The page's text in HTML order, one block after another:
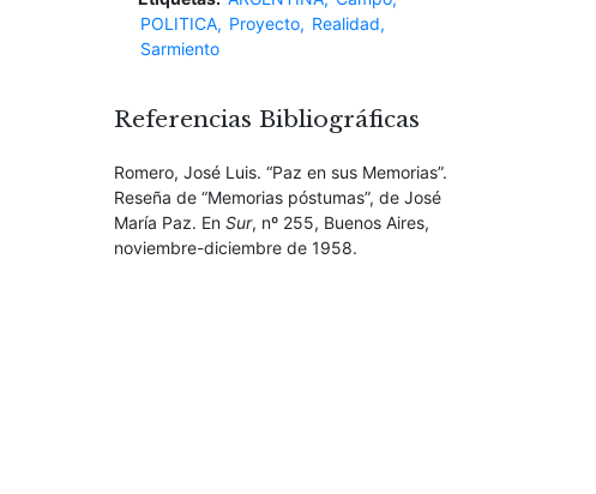
POLITICA
Proyecto
Realidad
Sarmiento
Referencias Bibliográficas
Romero, José Luis. “Paz en sus Memorias”.
Reseña de “Memorias póstumas”, de José
María Paz. En Sur, nº 255, Buenos Aires,
noviembre-diciembre de 1958.